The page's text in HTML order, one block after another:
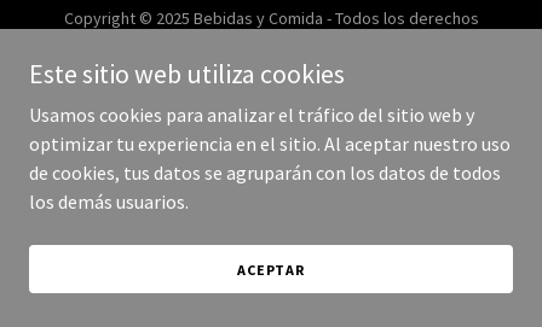
Copyright © 2025 Bebidas y Comida - Todos los derechos
Este sitio web utiliza cookies
Usamos cookies para analizar el tráfico del sitio web y
optimizar tu experiencia en el sitio. Al aceptar nuestro uso
de cookies, tus datos se agruparán con los datos de todos
los demás usuarios.
ACEPTAR